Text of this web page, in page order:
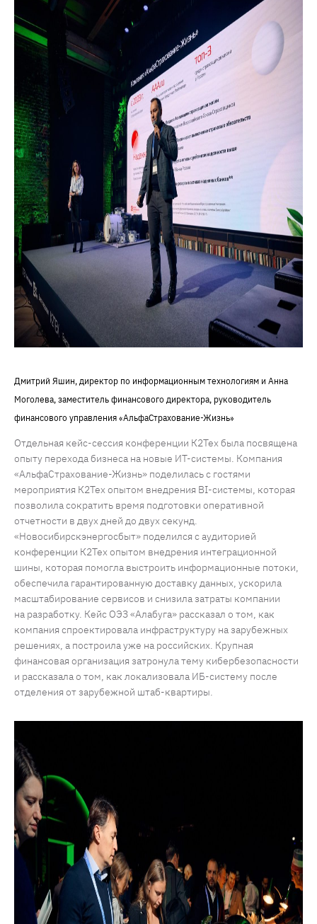
Дмитрий Яшин, директор по информационным технологиям и Анна
Моголева, заместитель финансового директора, руководитель
финансового управления «АльфаСтрахование-Жизнь»
Отдельная кейс-сессия конференции К2Тех была посвящена
опыту перехода бизнеса на новые ИТ-системы. Компания
«АльфаСтрахование-Жизнь» поделилась с гостями
мероприятия К2Тех опытом внедрения BI-системы, которая
позволила сократить время подготовки оперативной
отчетности в двух дней до двух секунд.
«Новосибирскэнергосбыт» поделился с аудиторией
конференции К2Тех опытом внедрения интеграционной
шины, которая помогла выстроить информационные потоки,
обеспечила гарантированную доставку данных, ускорила
масштабирование сервисов и снизила затраты компании
на разработку. Кейс ОЭЗ «Алабуга» рассказал о том, как
компания спроектировала инфраструктуру на зарубежных
решениях, а построила уже на российских. Крупная
финансовая организация затронула тему кибербезопасности
и рассказала о том, как локализовала ИБ-систему после
отделения от зарубежной штаб-квартиры.